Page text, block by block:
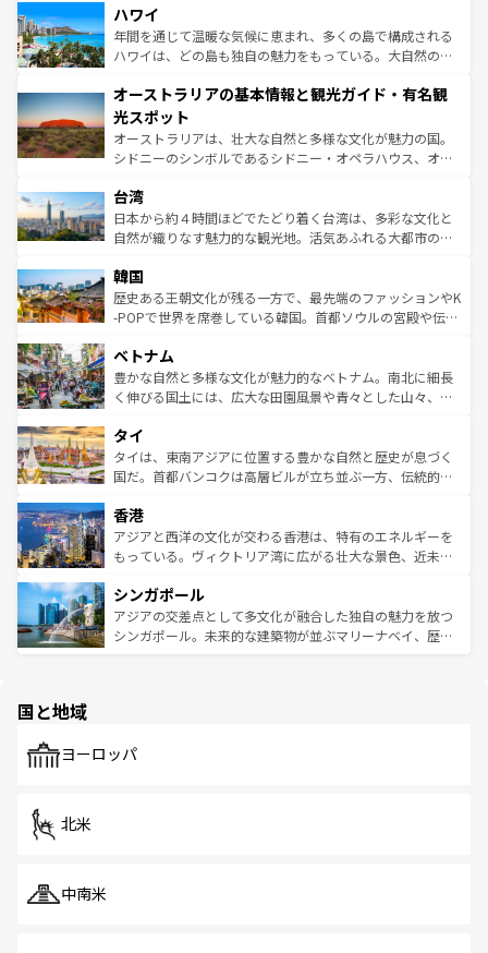
着のスイス情報は
のような巨大都市は、観光、ショッピング、エンターテイ
ンメントが詰まった刺激的なスポットだ。一方、アメリカ
西部には大自然が広がり、グランドキャニオンやイエロー
部のニューオーリンズでは、音楽と美食が融合した独特の
文化が魅力。旅行者はアメリカの各地域で異なる魅力を楽
しみながら、その多様性と豊かな歴史を感じることができ
るだろう。車でのロードトリップや列車の旅も、アメリカ
情報は
ハワイ
年間を通じて温暖な気候に恵まれ、多くの島で構成される
ハワイは、どの島も独自の魅力をもっている。大自然の神
ワイ島は見逃せない。また、定番の観光地といえばオアフ
島だが、静かな自然を求めるならマウイ島やカウアイ島が
おすすめ。エメラルドグリーンに輝く海をはじめ、豊かな
文化や歴史が息づいている。「アロハスピリット」と呼ば
人々、おいしいローカルフードやハワイアンミュージッ
ク、伝統的なフラダンスなど、すべてがハワイの魅力を彩
っている。訪れるたびに新しい発見と感動が待っているハ
はコンテンツ一覧
オーストラリアの基本情報と観光ガイド・有名観
光スポット
オーストラリアは、壮大な自然と多様な文化が魅力の国。
シドニーのシンボルであるシドニー・オペラハウス、オー
リアリーフや大陸中央部にそびえるウルル（エアーズロッ
ク）、タスマニアの美しい原生林やケアンズの熱帯雨林な
ど、見どころがたくさん。また、カフェやワイン、オージ
いる。アクティビティも充実しており、サーフィンやダイ
ビング、ハイキングなど、アウトドア好きにはたまらな
い。オーストラリアの多彩な魅力を存分に味わいつくそ
参照してほしい。
台湾
日本から約４時間ほどでたどり着く台湾は、多彩な文化と
自然が織りなす魅力的な観光地。活気あふれる大都市の台
ン）、静ひつな山岳地帯である台湾東部など、都市の喧騒
と山間の静けさが共存しており、訪れる人に新しい発見と
驚きをもたらしてくれる。また、奥深い台湾の食文化も魅
容にもいいと評判のスイーツなど、バラエティ豊かな料理
が味わえる。 なお、新着の台湾情報は コンテンツ一覧を参
照してほしい。
韓国
歴史ある王朝文化が残る一方で、最先端のファッションやK
-POPで世界を席巻している韓国。首都ソウルの宮殿や伝統
き、地方に足を延ばせば四季折々の自然美を楽しむことが
できる。そして、キムチや焼肉、絶品のストリートフード
まで、さまざまな韓国料理が待っている。夜には、韓国な
リティに包まれながら、韓国の多彩な魅力を心ゆくまで味
わってみてほしい。 なお、新着の韓国情報はコンテンツ一
覧を参照してほしい。
ベトナム
豊かな自然と多様な文化が魅力的なベトナム。南北に細長
く伸びる国土には、広大な田園風景や青々とした山々、世
急速な発展と共に伝統が息づく。ハノイの古い町並みやホ
ーチミン市のフランス統治時代の建物も、独特の雰囲気を
醸し出している。また、バラエティの豊かさとおいしさで
とつ。フォーやバインミー、ベトナムコーヒーなどは、ぜ
ひ現地で味わいたい。どの地域を訪れてもあたたかい人々
が旅行者を迎えてくれるので、きっと忘れられない旅にな
参照してほしい。
タイ
タイは、東南アジアに位置する豊かな自然と歴史が息づく
国だ。首都バンコクは高層ビルが立ち並ぶ一方、伝統的な
の活気が交差している。北部ではチェンマイなどの山岳地
帯で自然と触れ合い、南部ではプーケットやクラビの美し
いビーチでリゾート気分を楽しむことができる。タイ料理
激する。気候は一年中温暖で、どの季節にも異なる楽しみ
が待っている。親しみやすいタイの人々、仏教を中心とし
た文化、そして多様な観光資源が、訪れる旅人を魅了し続
香港
アジアと西洋の文化が交わる香港は、特有のエネルギーを
もっている。ヴィクトリア湾に広がる壮大な景色、近未来
み、どこを訪れても感動するはず。観光スポットが密集し
ており、効率よく見どころを回れるのも魅力。息をのむよ
うな絶景から文化的な体験まで、香港を存分に楽しみ尽く
シンガポール
アジアの交差点として多文化が融合した独自の魅力を放つ
シンガポール。未来的な建築物が並ぶマリーナベイ、歴史
で、ホーカーズは地元の風情を楽しめる外せないスポット
国と地域
ヨーロッパ
北米
中南米